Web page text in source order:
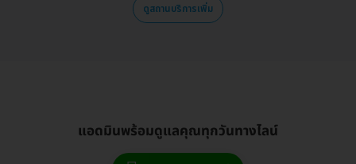
ดูสถานบริการเพิ่ม
แอดมินพร้อมดูแลคุณทุกวันทางไลน์